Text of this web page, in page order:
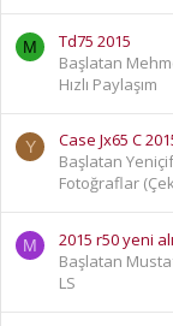
M
Td75 2015
Başlatan
Hızlı Paylaşım
Y
Case Jx65 C
Başlatan
Fotoğraflar
M
2015 r50 yeni
Başlatan
LS